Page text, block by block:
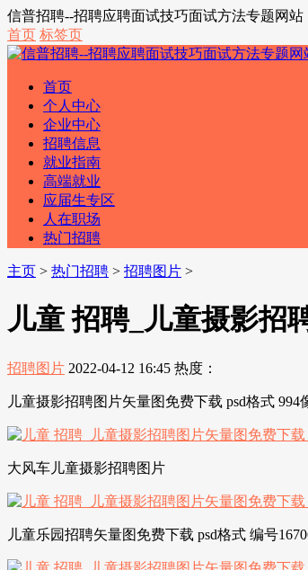
信普招聘--招聘应聘面试技巧面试方法专题网站
首页 标签页
首页
个人中心
企业中心
招聘信息
就业指南
高端就业
应届生专区
人在职场
热门招聘
主页 > 热门招聘 > 招聘图片 >
儿童 招聘_儿童摄影招
招聘图片 2022-04-12 16:45 热度：
儿童摄影招聘图片矢量图免费下载 psd格式 994
大风车儿童摄影招聘图片
儿童乐园招聘矢量图免费下载 psd格式 编号